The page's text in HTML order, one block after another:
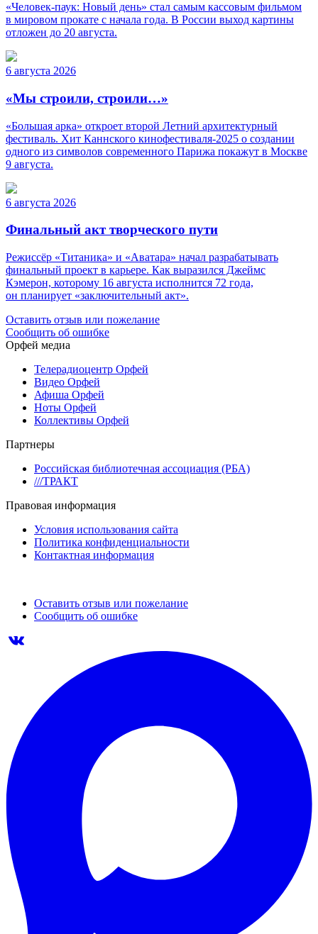
«Человек-паук: Новый день» стал самым кассовым фильмом
в мировом прокате с начала года. В России выход картины
отложен до 20 августа.
6 августа 2026
«Мы строили, строили…»
«Большая арка» откроет второй Летний архитектурный
фестиваль. Хит Каннского кинофестиваля-2025 о создании
одного из символов современного Парижа покажут в Москве
9 августа.
6 августа 2026
Финальный акт творческого пути
Режиссёр «Титаника» и «Аватара» начал разрабатывать
финальный проект в карьере. Как выразился Джеймс
Кэмерон, которому 16 августа исполнится 72 года,
он планирует «заключительный акт».
Оставить отзыв или пожелание
Сообщить об ошибке
Орфей медиа
Телерадиоцентр Орфей
Видео Орфей
Афиша Орфей
Ноты Орфей
Коллективы Орфей
Партнеры
Российская библиотечная ассоциация (РБА)
///ТРАКТ
Правовая информация
Условия использования сайта
Политика конфиденциальности
Контактная информация
Оставить отзыв или пожелание
Сообщить об ошибке